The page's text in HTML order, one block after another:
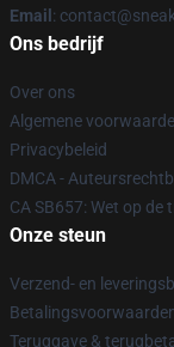
Email :
Ons bedrijf
Over ons
Algemene
Privacybeleid
DMCA -
CA SB657: Wet op
Onze steun
Verzend- en
Teruggave &